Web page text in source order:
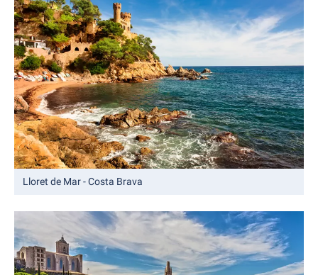
Lloret de Mar - Costa Brava